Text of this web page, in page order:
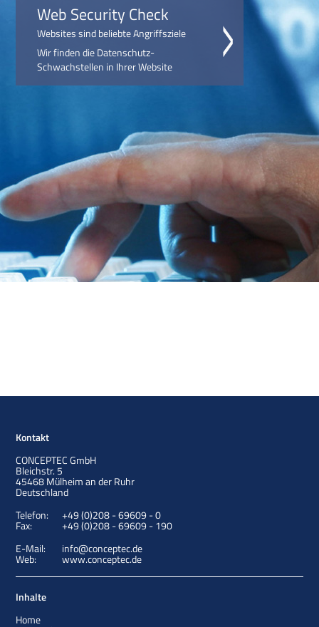
Web Security Check
Websites sind beliebte Angriffsziele
Wir finden die Datenschutz-
Schwachstellen in Ihrer Website
Kontakt
CONCEPTEC GmbH
Bleichstr. 5
45468Mülheim an der Ruhr
Deutschland
Telefon:
+49 (0)208 - 69609 - 0
Fax:
+49 (0)208 - 69609 - 190
E-Mail:
info@conceptec.de
Web: www.conceptec.de
Inhalte
Home